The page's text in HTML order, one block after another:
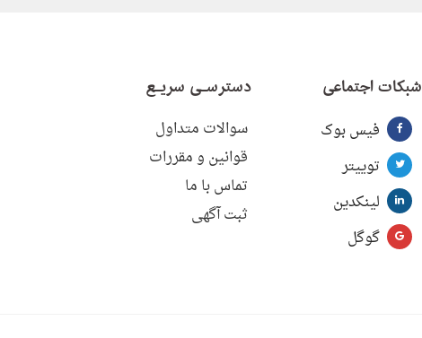
شبکات اجتماعی
فیس بوک
توییتر
لینکدین
گوگل
دسترسـی سریـع
سوالات متداول
قوانین و مقررات
تماس با ما
ثبت آگهی